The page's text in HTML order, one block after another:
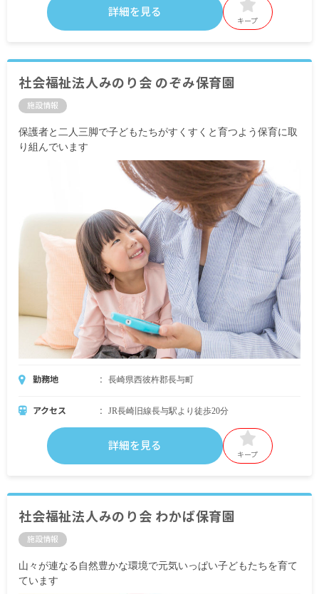
詳細を見る
キープ
社会福祉法人みのり会 のぞみ保育園
施設情報
保護者と二人三脚で子どもたちがすくすくと育つよう保育に取
り組んでいます
勤務地 長崎県西彼杵郡長与町
アクセス JR長崎旧線長与駅より徒歩20分
詳細を見る
キープ
社会福祉法人みのり会 わかば保育園
施設情報
山々が連なる自然豊かな環境で元気いっぱい子どもたちを育て
ています